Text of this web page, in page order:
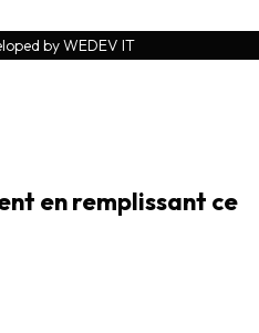
by WEDEV IT
en remplissant ce